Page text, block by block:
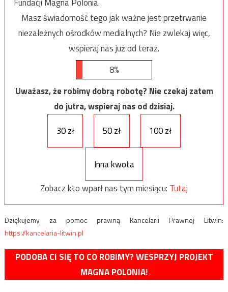
Masz świadomość tego jak ważne jest przetrwanie
niezależnych ośrodków medialnych? Nie zwlekaj więc,
wspieraj nas już od teraz.
8%
Uważasz, że robimy dobrą robotę? Nie czekaj zatem
do jutra, wspieraj nas od dzisiaj.
30 zł
50 zł 100 zł
Inna kwota
Zobacz kto wparł nas tym miesiącu: Tutaj
Dziękujemy za pomoc prawną Kancelarii Prawnej Litwin:
https://kancelaria-litwin.pl
PODOBA CI SIĘ TO CO ROBIMY? WESPRZYJ PROJEKT
MAGNA POLONIA!